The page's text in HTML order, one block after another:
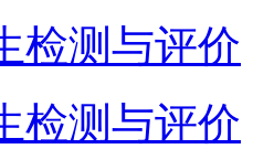
检测与评价
检测与评价